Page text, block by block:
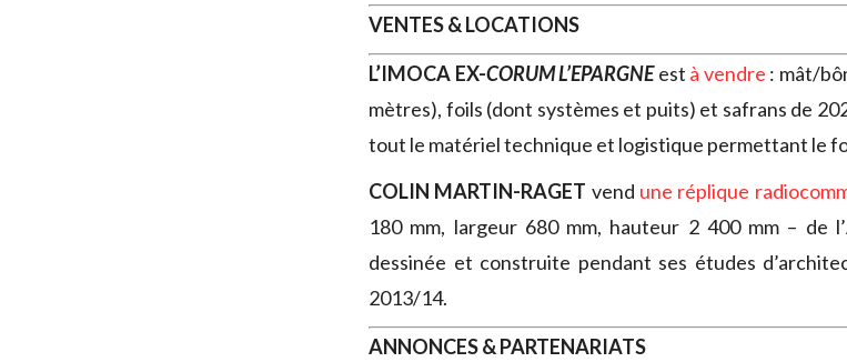
VENTES & LOCATIONS
L’IMOCA EX-CORUM L’EPARGNEest à vendre : mât/
mètres), foils (dont systèmes et puits) et safrans de
tout le matériel technique et logistique permettant le
COLIN MARTIN-RAGET vend une réplique
180 mm, largeur 680 mm, hauteur 2 400 mm – de l’
dessinée et construite pendant ses études
2013/14.
ANNONCES & PARTENARIATS